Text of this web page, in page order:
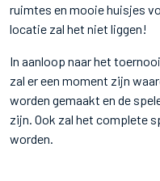
ruimtes en mooie huisjes
locatie zal het niet liggen!
In aanloop naar het
zal er een moment zijn
worden gemaakt en de
zijn. Ook zal het complete
worden.